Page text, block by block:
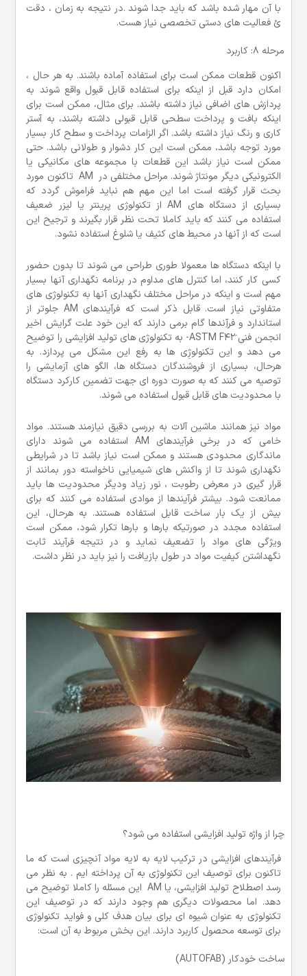
با آن مهار شده باشد که باید جدا شوند .در نتیجه به زمان ، دقت
ئ فعالیت های دستی تخصصی نیاز هست.
مرحله 8: کاربرد
اکنون قطعات ممکن است برای استفاده آماده باشند. به هر حال ،
امکان دارد قبل از اینکه برای استفاده قابل قبول واقع شوند به
پردازش های اضافی نیاز داشته باشند. برای مثال، ممکن است برای
اینکه بافت و پرداخت سطحی قابل قبولی داشته باشند، به آستر
کاری و رنگ نیاز داشته باشد. اگر الزامات پرداخت و سطح کار بسیار
مورد توجه باشد، ممکن است این کار دشوار و طولانی باشد. حتی
ممکن است نیاز باشد این قطعات با مجموعه های مکانیکی یا
الکترونیکی دیگر مونتاژ شوند. مراحل مختلفی در AM تاکنون مورد
بحث قرار گرفته است اما این مهم هم نباید فراموش گردد که
بسیاری از دستگاه های AM از تکنولوژی پرینتر یا لیزر ضعیف
استفاده می کنند که باید کاملا تحت نظر قرار بگیرند و ترجیح این
است که از آنها در محیط های کثیف یا شلوغ استفاده نشود.
با اینکه دستگاه ها معمولا طوری طراحی می شوند تا بدون حضور
کسی کار کنند، اما کنترل های مداوم در برنامه نگهداری آنها بسیار
مهم است و اینکه در مراحل مختلف نگهداری آنها به تکنولوژی های
متفاوتی نیاز است. قابل ذکر است که فرآیندهای AM جلوتر از
استاندارد و فرآِندها گام برمی دارند که این خود علت گرایش اخیر
انجمن فنی َASTM F42- به تکنولوژی های تولید افزایشی را توضیح
می دهد و این تکنولوژِی ها به رفع این مشکل می پردازد. به
هرحال، بسیاری از فروشندگان دستگاه ها، الگو های آزمایشی را
توصیه می کنند که به صورت دوره ای جهت تضمین کارکرد دستگاه
با محدودیت های قابل قبول استفاده می شوند.
مواد نیز همانند ماشین آلات به بررسی دقیق نیازمند هستند. مواد
خامی که در برخی فرآیندهای AM استفاده می شوند دارای
ماندگاری محدودی هستند و ممکن است نیاز باشد تا در شرایطی
نگهداری شوند تا از واکنش های شیمیایی ناخواسته دور بمانند از
قرار گیری در معرض رطوبت ، نور زیاد ودیگر محدودیت ها باید
ممانعت شود. بیشتر فرآیندها از موادی استفاده می کنند که برای
بیش از یک بار ساخت قابل استفاده هستند. به هرحال، این
استفاده مجدد در صورتیکه بارها و بارها تکرار شود، ممکن است
ویژگی های مواد را تضعیف نماید و در نتیجه فرآیند ثابت
نگهداشتن کیفیت مواد در طول بازیافت را نیز باید در نظر داشت.
چرا از واژه تولید افزایشی استفاده می شود؟
فرآیندهای افزایشی در ترکیب لایه به لایه مواد آنچیزی است که ما
تاکنون برای توصیف این تکنولوژی به آن پرداخته ایم . به نظر می
رسد اصطلاح تولید افزایشی، یا AM این مسئله را کاملا توضیح می
دهد. اما محصولات دیگری هم وجود دارند که در توصیف این
تکنولوژی به عنوان شیوه ای برای بیان هدف کلی و فواید تکنولوژی
برای توسعه محصول کاربرد دارند. این بخش مربوط به آن است:
ساخت خودکار (AUTOFAB)